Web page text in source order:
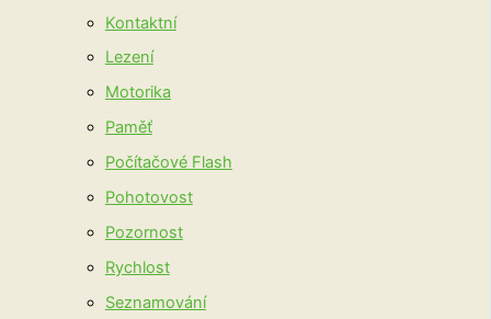
Kontaktní
Lezení
Motorika
Paměť
Počítačové Flash
Pohotovost
Pozornost
Rychlost
Seznamování